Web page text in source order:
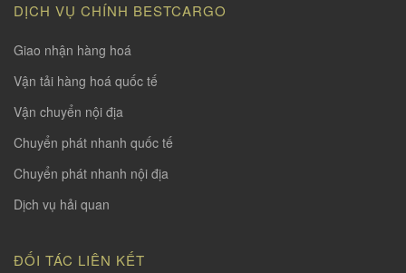
DỊCH VỤ CHÍNH BESTCARGO
Giao nhận hàng hoá
Vận tải hàng hoá quốc tế
Vận chuyển nội địa
Chuyển phát nhanh quốc tế
Chuyển phát nhanh nội địa
Dịch vụ hải quan
ĐỐI TÁC LIÊN KẾT